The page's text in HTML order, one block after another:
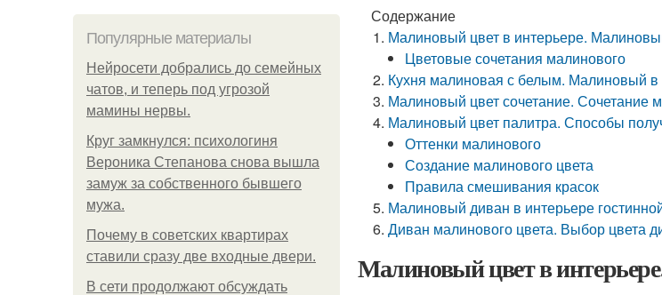
Популярные материалы
Нейросети добрались до семейных
чатов, и теперь под угрозой
мамины нервы.
Круг замкнулся: психологиня
Вероника Степанова снова вышла
замуж за собственного бывшего
мужа.
Почему в советских квартирах
ставили сразу две входные двери.
В сети продолжают обсуждать
Содержание
Малиновый цвет в интерьере.
Цветовые сочетания малинового
Кухня малиновая с белым. Малиновый в
Малиновый цвет сочетание. Сочетание
Малиновый цвет палитра. Способы
Оттенки малинового
Создание малинового цвета
Правила смешивания красок
Малиновый диван в интерьере
Диван малинового цвета. Выбор цвета
Малиновый цвет в